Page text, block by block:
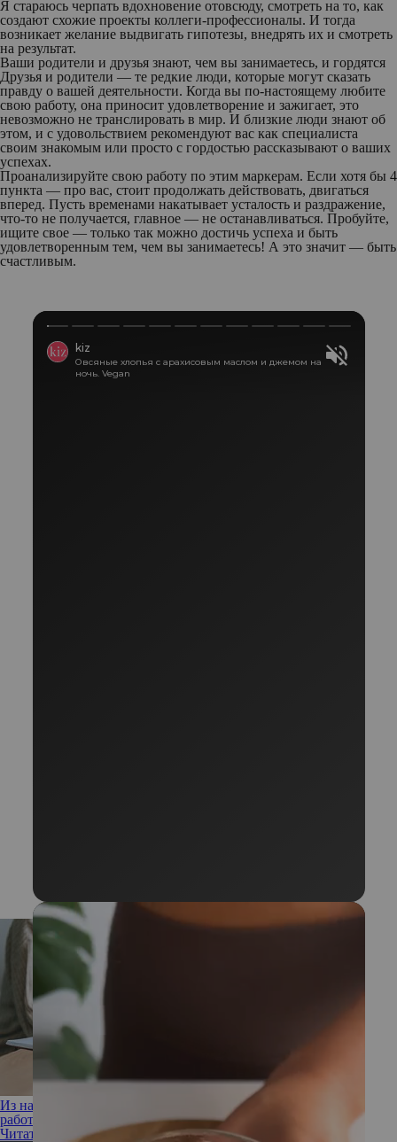
Я стараюсь черпать вдохновение отовсюду, смотреть на то, как
создают схожие проекты коллеги-профессионалы. И тогда
возникает желание выдвигать гипотезы, внедрять их и смотреть
на результат.
Ваши родители и друзья знают, чем вы занимаетесь, и гордятся
Друзья и родители — те редкие люди, которые могут сказать
правду о вашей деятельности. Когда вы по-настоящему любите
свою работу, она приносит удовлетворение и зажигает, это
невозможно не транслировать в мир. И близкие люди знают об
этом, и с удовольствием рекомендуют вас как специалиста
своим знакомым или просто с гордостью рассказывают о ваших
успехах.
Проанализируйте свою работу по этим маркерам. Если хотя бы 4
пункта — про вас, стоит продолжать действовать, двигаться
вперед. Пусть временами накатывает усталость и раздражение,
что-то не получается, главное — не останавливаться. Пробуйте,
ищите свое — только так можно достичь успеха и быть
удовлетворенным тем, чем вы занимаетесь! А это значит — быть
счастливым.
Из найма во фриланс: как избавиться от страхов и начать
работать на себя
Читать полностью